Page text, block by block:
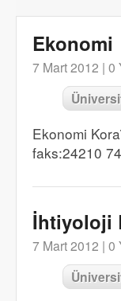
Ekonomi
7 Mart 2012 | 0
Ekonomi
faks:24210
İhtiyoloji
7 Mart 2012 | 0